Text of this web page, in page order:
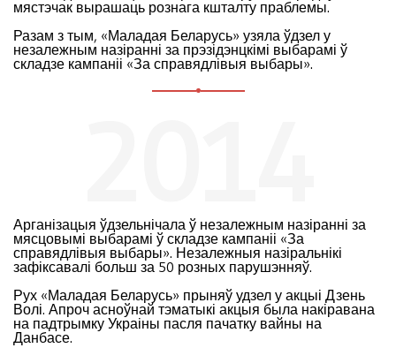
мястэчак вырашаць рознага кшталту праблемы.
Разам з тым, «Маладая Беларусь» узяла ўдзел у
незалежным назіранні за прэзідэнцкімі выбарамі ў
складзе кампаніі «За справядлівыя выбары».
Арганізацыя ўдзельнічала ў незалежным назіранні за
мясцовымі выбарамі ў складзе кампаніі «За
справядлівыя выбары». Незалежныя назіральнікі
зафіксавалі больш за 50 розных парушэнняў.
Рух «Маладая Беларусь» прыняў удзел у акцыі Дзень
Волі. Апроч асноўнай тэматыкі акцыя была накіравана
на падтрымку Украіны пасля пачатку вайны на
Данбасе.